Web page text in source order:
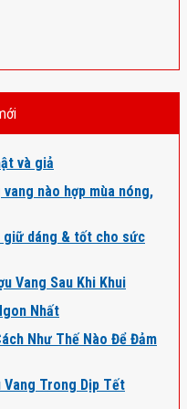
và giả
nào hợp mùa nóng,
giữ dáng & tốt cho sức
Vang Sau Khi Khui
Nhất
Như Thế Nào Để Đảm
Vang Trong Dịp Tết